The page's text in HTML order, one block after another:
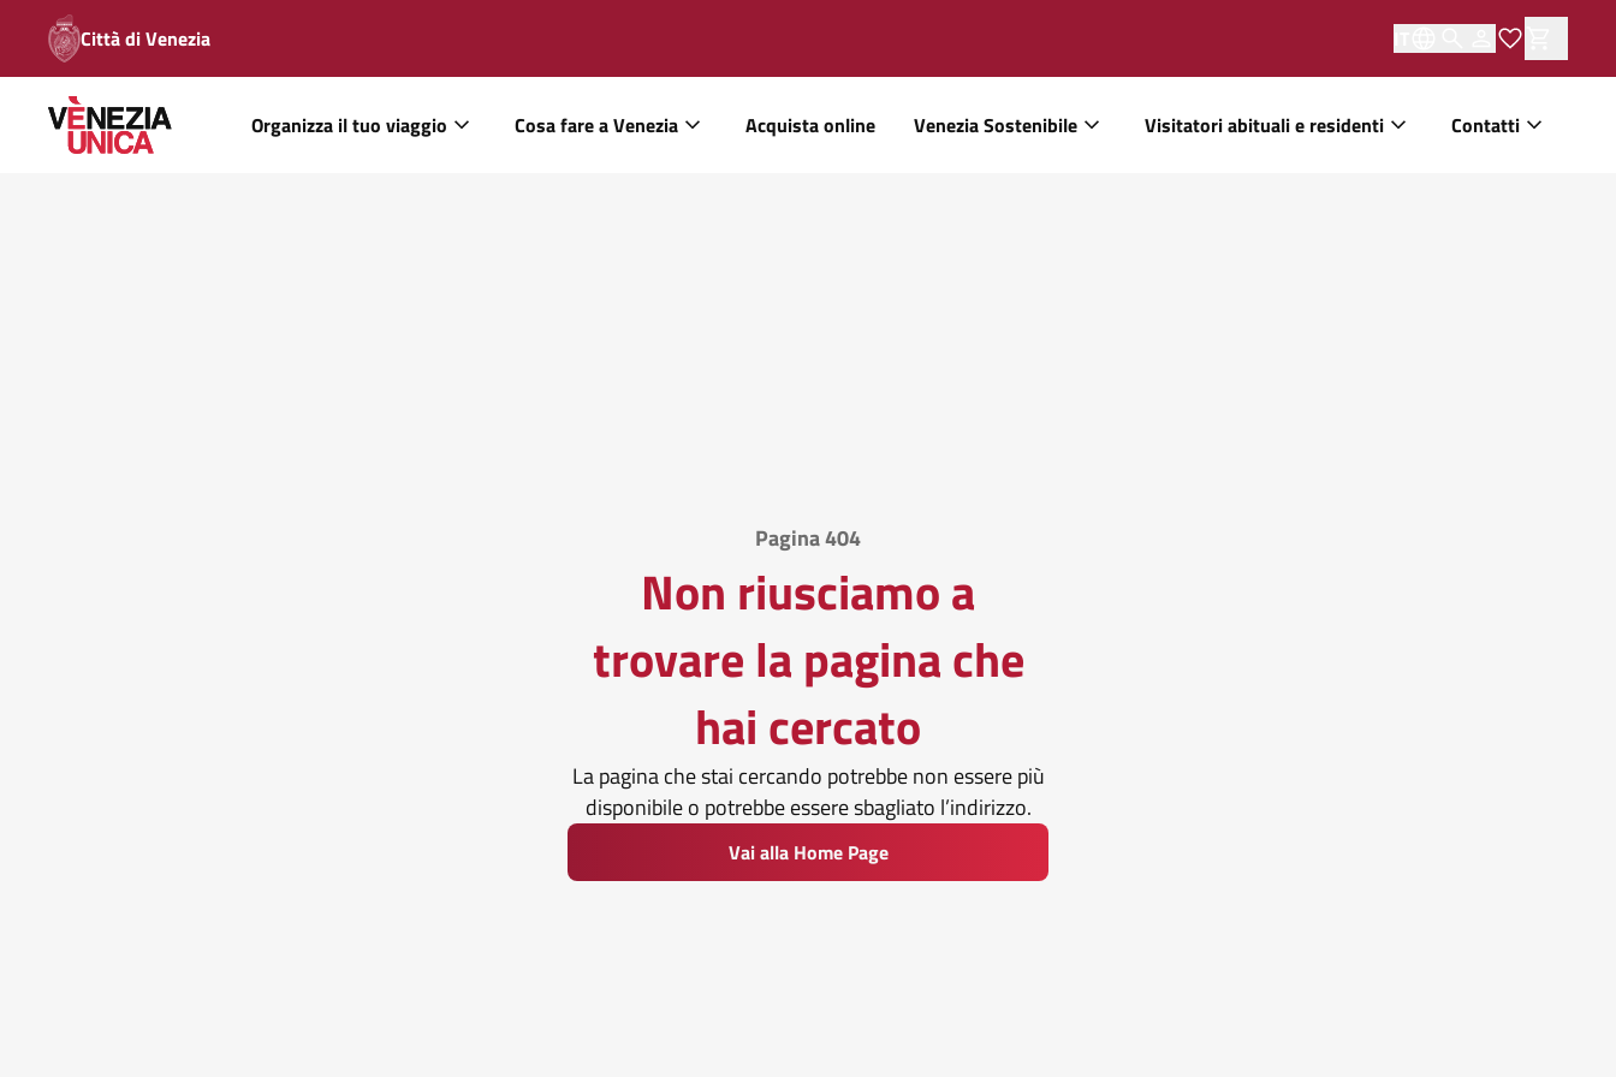
Città di Venezia
Organizza il tuo viaggio Cosa fare a Venezia Acquista online Venezia Sostenibile Visitatori abituali e residenti Contatti
Pagina 404
Non riusciamo a
trovare la pagina che
hai cercato
La pagina che stai cercando potrebbe non essere più
disponibile o potrebbe essere sbagliato l’indirizzo.
Vai alla Home Page